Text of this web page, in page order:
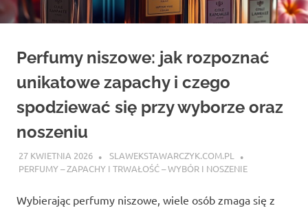
Perfumy niszowe: jak rozpoznać
unikatowe zapachy i czego
spodziewać się przy wyborze oraz
noszeniu
27 KWIETNIA 2026
SLAWEKSTAWARCZYK.COM.PL
PERFUMY – ZAPACHY I TRWAŁOŚĆ – WYBÓR I NOSZENIE
Wybierając perfumy niszowe, wiele osób zmaga się z